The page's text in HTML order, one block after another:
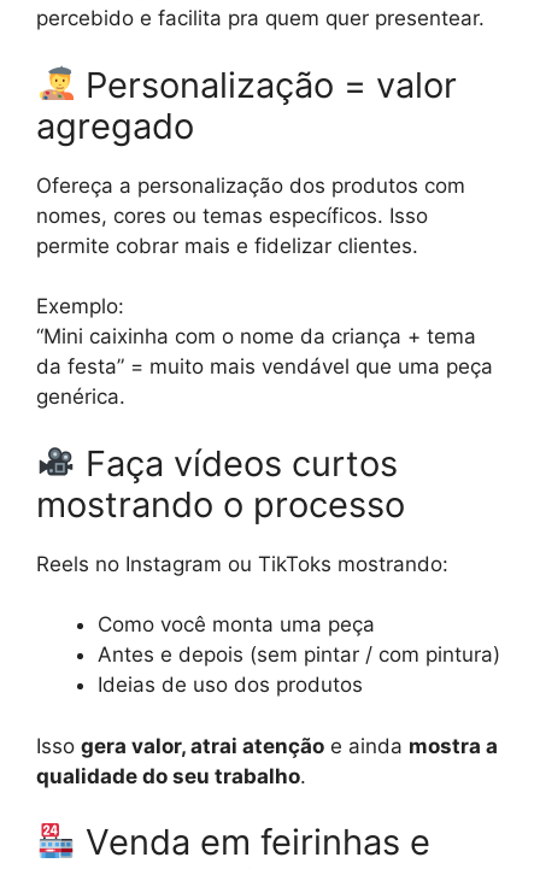
percebido e facilita pra quem quer presentear.
Personalização = valor
agregado
Ofereça a personalização dos produtos com
nomes, cores ou temas específicos. Isso
permite cobrar mais e fidelizar clientes.
Exemplo:
“Mini caixinha com o nome da criança + tema
da festa” = muito mais vendável que uma peça
genérica.
Faça vídeos curtos
mostrando o processo
Reels no Instagram ou TikToks mostrando:
Como você monta uma peça
Antes e depois (sem pintar / com pintura)
Ideias de uso dos produtos
Isso gera valor, atrai atenção e ainda mostra a
qualidade do seu trabalho.
Venda em feirinhas e